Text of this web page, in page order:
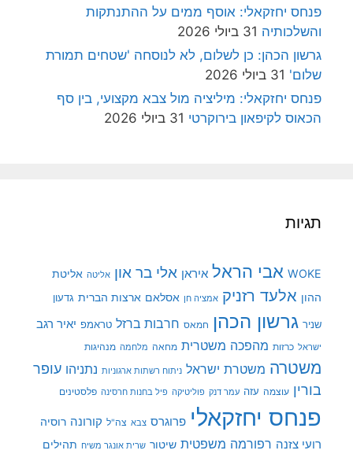
פנחס יחזקאלי: אוסף ממים על ההתנתקות
והשלכותיה 31 ביולי 2026
גרשון הכהן: כן לשלום, לא לנוסחה 'שטחים תמורת
שלום' 31 ביולי 2026
פנחס יחזקאלי: מיליציה מול צבא מקצועי, בין סף
הכאוס לקיפאון בירוקרטי 31 ביולי 2026
תגיות
WOKE אבי הראל איראן אלי בר און אליטה אליטת
ההון אלעד רזניק אמציה חן אסלאם ארצות הברית גדעון
שניר גרשון הכהן חמאס חרבות ברזל טראמפ יאיר רגב
ישראל כרזות מהפכה משטרית מחאה מלחמה מנהיגות
משטרה משטרת ישראל ניתוח רשתות ארגוניות נתניהו עופר
בורין עוצמה עזה עמר דנק פוליטיקה פיל בחנות חרסינה פלסטינים
פנחס יחזקאלי פרוגרס צבא צה"ל קורונה רוסיה
רועי צזנה רפורמה משפטית שיטור שרית אונגר משיח תהילים